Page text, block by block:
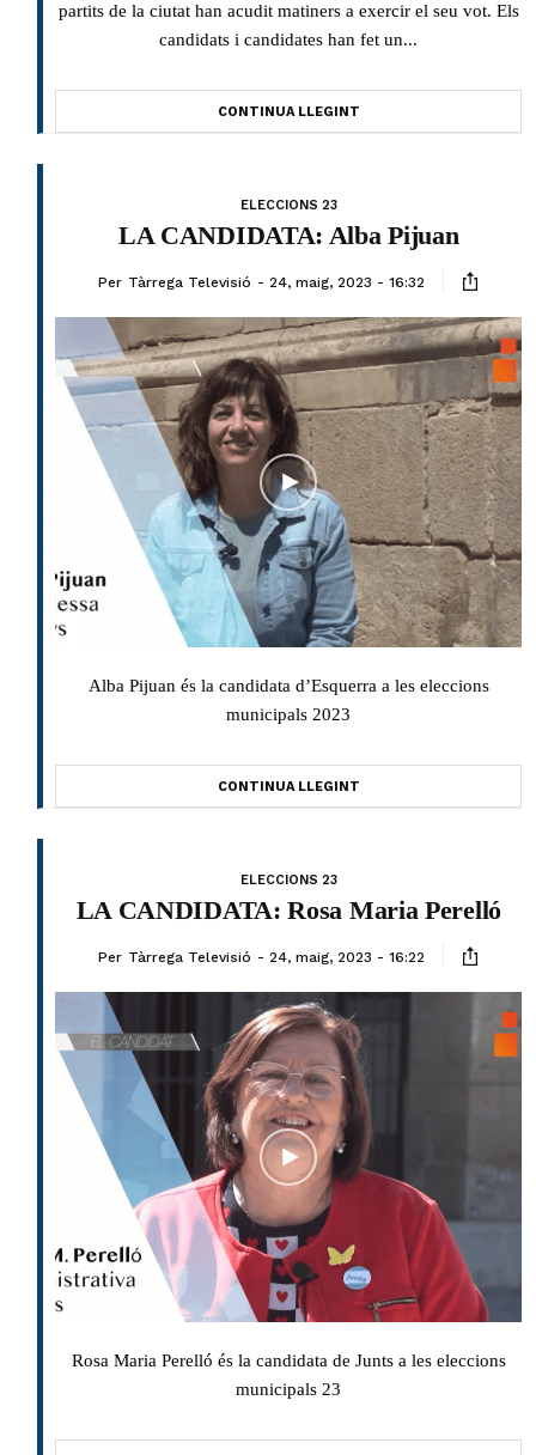
partits de la ciutat han acudit matiners a exercir el seu vot. Els
candidats i candidates han fet un...
CONTINUA LLEGINT
ELECCIONS 23
LA CANDIDATA: Alba Pijuan
Per Tàrrega Televisió 24, maig, 2023 - 16:32
Alba Pijuan és la candidata d’Esquerra a les eleccions
municipals 2023
CONTINUA LLEGINT
ELECCIONS 23
LA CANDIDATA: Rosa Maria Perelló
Per Tàrrega Televisió 24, maig, 2023 - 16:22
Rosa Maria Perelló és la candidata de Junts a les eleccions
municipals 23